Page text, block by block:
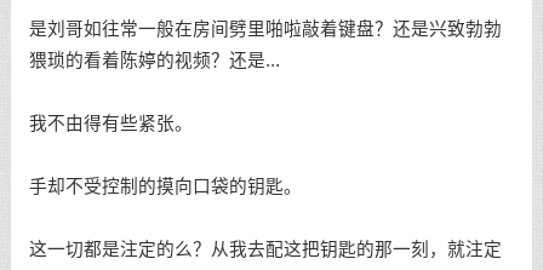
是刘哥如往常一般在房间劈里啪啦敲着键盘？还是兴致勃勃
猥琐的看着陈婷的视频？还是...
我不由得有些紧张。
手却不受控制的摸向口袋的钥匙。
这一切都是注定的么？从我去配这把钥匙的那一刻，就注定